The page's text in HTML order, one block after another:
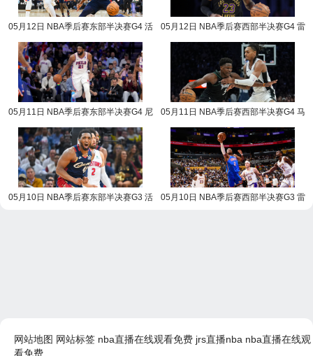
05月12日 NBA季后赛东部半决赛G4 活
05月12日 NBA季后赛西部半决赛G4 雷
05月11日 NBA季后赛东部半决赛G4 尼
05月11日 NBA季后赛西部半决赛G4 马
05月10日 NBA季后赛东部半决赛G3 活
05月10日 NBA季后赛西部半决赛G3 雷
网站地图 网站标签 nba直播在线观看免费 jrs直播nba nba直播在线观
看免费